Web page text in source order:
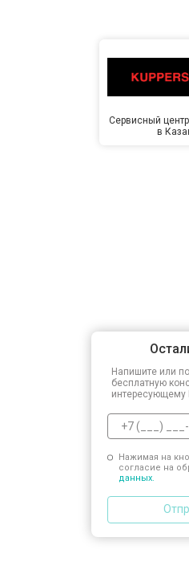
Сервисный
в
Напишите или
бесплатную
интересующему
Нажимая на
согласие на
данных.